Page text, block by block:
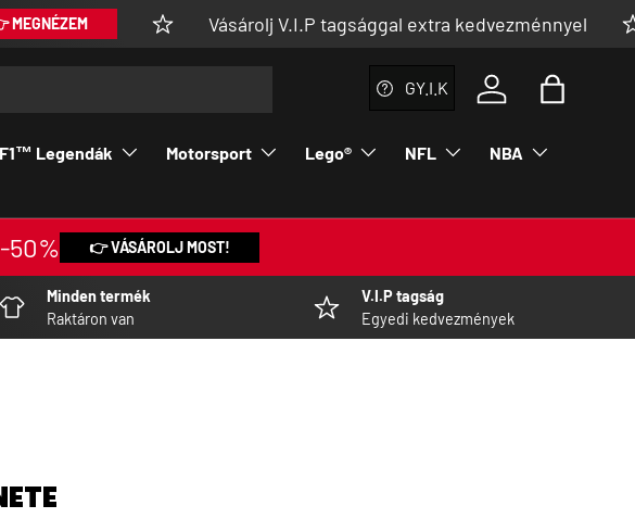
Vásárolj V.I.P tagsággal extra kedvezménnyel
GY.I.K
Bejelentkezés a
Táska
F1™ Legendák Motorsport Lego® NFL NBA
50% 👉 VÁSÁROLJ MOST!
Minden termék
Raktáron van
V.I.P tagság
Egyedi kedvezmények